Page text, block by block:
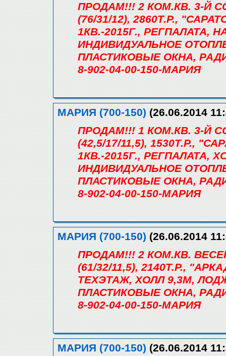
ПРОДАМ!!! 2 КОМ.КВ. 3-Й
(76/31/12), 2860Т.Р.,
1КВ.-2015Г., РЕГПАЛАТА,
ИНДИВИДУАЛЬНОЕ
ПЛАСТИКОВЫЕ ОКНА,
8-902-04-00-150-МАРИЯ
МАРИЯ (700-150) (26.06.2014
ПРОДАМ!!! 1 КОМ.КВ. 3-Й
(42,5/17/11,5), 1530Т.Р.,
1КВ.-2015Г., РЕГПАЛАТА,
ИНДИВИДУАЛЬНОЕ
ПЛАСТИКОВЫЕ ОКНА,
8-902-04-00-150-МАРИЯ
МАРИЯ (700-150) (26.06.2014
ПРОДАМ!!! 2 КОМ.КВ.
(61/32/11,5), 2140Т.Р.,
ТЕХЭТАЖ, ХОЛЛ 9,3М,
ПЛАСТИКОВЫЕ ОКНА,
8-902-04-00-150-МАРИЯ
МАРИЯ (700-150) (26.06.2014